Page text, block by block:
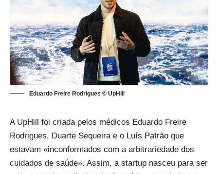
Eduardo Freire Rodrigues © UpHill
A UpHill foi criada pelos médicos Eduardo Freire
Rodrigues, Duarte Sequeira e o Luís Patrão que
estavam «inconformados com a arbitrariedade dos
cuidados de saúde». Assim, a startup nasceu para ser